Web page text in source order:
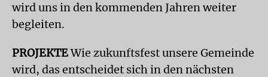
wird uns in den kommenden Jahren weiter
begleiten.
PROJEKTEWie zukunftsfest unsere Gemeinde
wird, das entscheidet sich in den nächsten